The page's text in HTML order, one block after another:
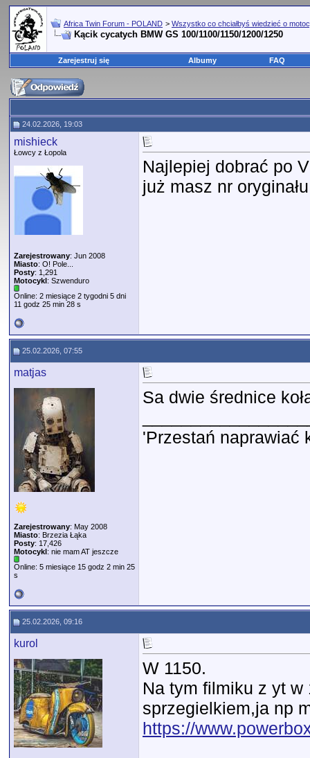
Africa Twin Forum - POLAND > Wszystko co chciałbyś wiedzieć o
Kącik cycatych BMW GS 100/1100/1150/1200/1250
Zarejestruj się Albumy FAQ
24.02.2026, 19:03
mishieck
Łowcy z Łopola
Zarejestrowany: Jun 2008
Miasto: O! Pole...
Posty: 1,291
Motocykl: Szwenduro
Online: 2 miesiące 2 tygodni 5 dni
11 godz 25 min 28 s
Najlepiej dobrać po
już masz nr
25.02.2026, 07:55
matjas
Zarejestrowany: May 2008
Miasto: Brzezia Łąka
Posty: 17,426
Motocykl: nie mam AT jeszcze
Online: 5 miesiące 15 godz 2 min 25
s
Sa dwie średnice
'Przestań naprawiać
25.02.2026, 09:16
kurol
W 1150.
Na tym filmiku z yt
sprzegielkiem,ja np
https://